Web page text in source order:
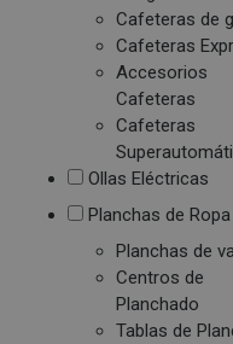
Cafeteras de
Cafeteras
Accesorios
Cafeteras
Cafeteras
Ollas Eléctricas
Planchas de Ropa
Planchas de
Centros de
Planchado
Tablas de